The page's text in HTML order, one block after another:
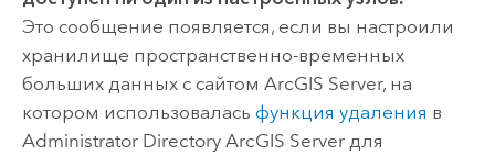
Это сообщение появляется, если вы настроили
хранилище пространственно-временных
больших данных с сайтом ArcGIS Server, на
котором использовалась функция удаления в
Administrator Directory ArcGIS Serverдля